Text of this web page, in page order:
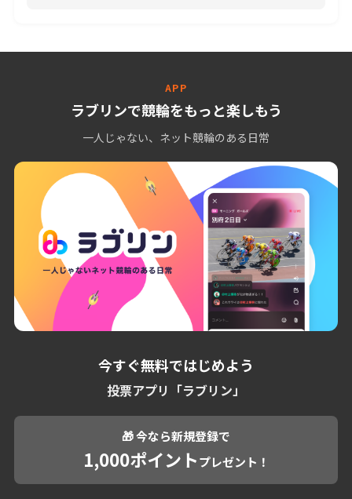
APP
ラブリンで競輪をもっと楽しもう
一人じゃない、ネット競輪のある日常
今すぐ無料ではじめよう
投票アプリ「ラブリン」
🎁 今なら新規登録で
1,000ポイントプレゼント！